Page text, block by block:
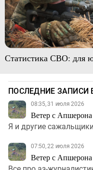
Статистика СВО: для
ПОСЛЕДНИЕ ЗАПИСИ
08:35, 31 июля 2026
Ветер с Апшерона
Я и другие сажальщики
07:50, 22 июля 2026
Ветер с Апшерона